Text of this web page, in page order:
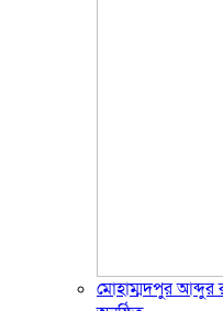
মোহাম্মদপুর আব্দুর